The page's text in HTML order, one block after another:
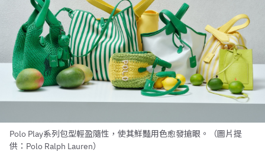
Polo Play系列包型輕盈隨性，使其鮮豔用色愈發搶眼。（圖片提
供：Polo Ralph Lauren）